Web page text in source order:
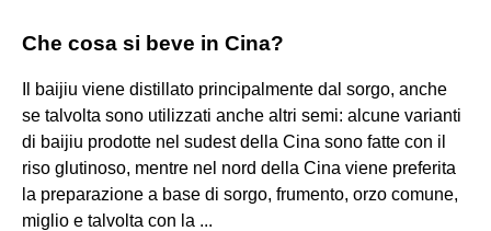
Che cosa si beve in Cina?
Il baijiu viene distillato principalmente dal sorgo, anche
se talvolta sono utilizzati anche altri semi: alcune varianti
di baijiu prodotte nel sudest della Cina sono fatte con il
riso glutinoso, mentre nel nord della Cina viene preferita
la preparazione a base di sorgo, frumento, orzo comune,
miglio e talvolta con la ...